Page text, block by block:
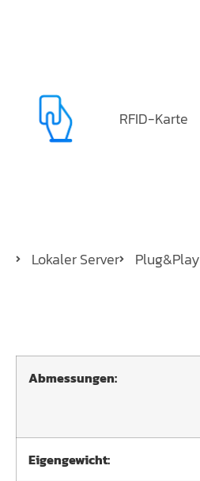
RFID-Karte
Lokaler Server Plug&Play
Abmessungen:
Eigengewicht: